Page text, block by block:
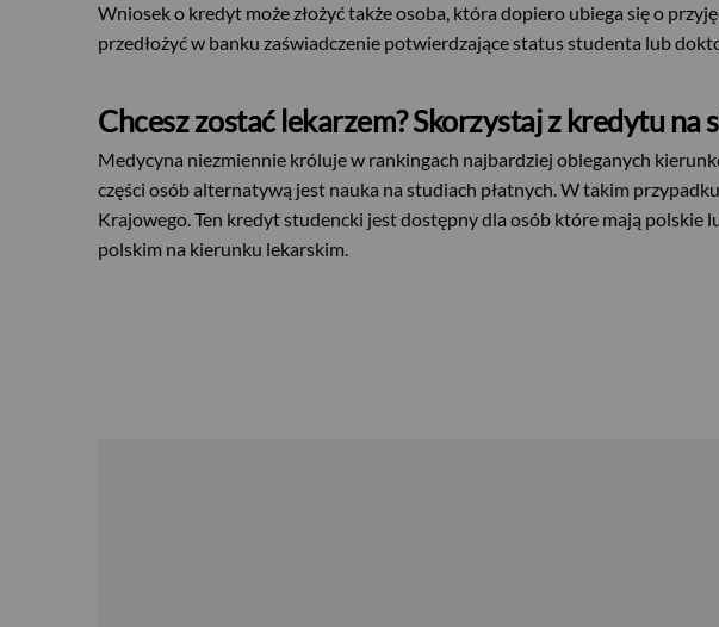
Wniosek o kredyt może złożyć także osoba, która dopiero ubiega się o
przedłożyć w banku zaświadczenie potwierdzające status studenta lub
Chcesz zostać lekarzem? Skorzystaj z kredytu na
Medycyna niezmiennie króluje w rankingach najbardziej obleganych
części osób alternatywą jest nauka na studiach płatnych. W takim
Krajowego. Ten kredyt studencki jest dostępny dla osób które mają
polskim na kierunku lekarskim.